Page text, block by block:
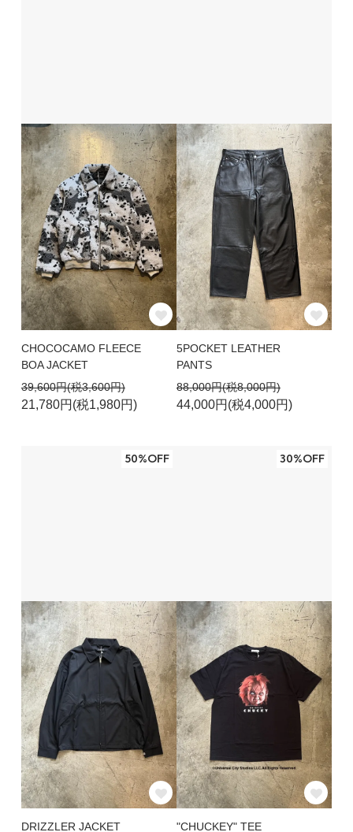
CHOCOCAMO FLEECE
BOA JACKET
39,600円(税3,600円)
21,780円(税1,980円)
5POCKET LEATHER
PANTS
88,000円(税8,000円)
44,000円(税4,000円)
50%OFF
DRIZZLER JACKET
30%OFF
"CHUCKEY" TEE